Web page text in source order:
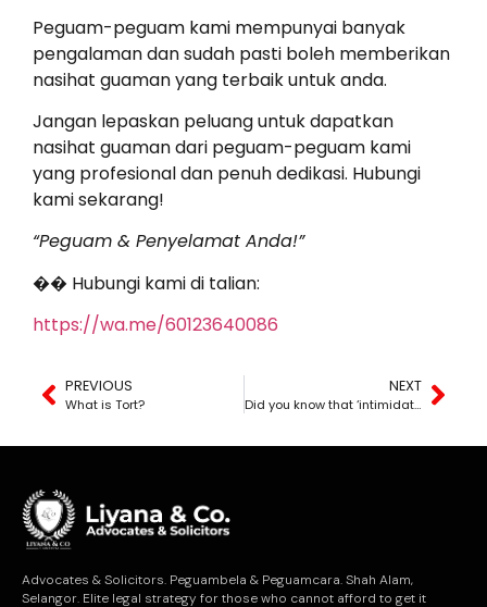
Peguam-peguam kami mempunyai banyak
pengalaman dan sudah pasti boleh memberikan
nasihat guaman yang terbaik untuk anda.
Jangan lepaskan peluang untuk dapatkan
nasihat guaman dari peguam-peguam kami
yang profesional dan penuh dedikasi. Hubungi
kami sekarang!
“Peguam & Penyelamat Anda!”
�� Hubungi kami di talian:
https://wa.me/60123640086
PREVIOUS
What is Tort?
NEXT
Did you know that ‘intimidation’ is an offence under the Penal Code? What is meant by criminal intimidation?
Advocates & Solicitors. Peguambela & Peguamcara. Shah Alam,
Selangor. Elite legal strategy for those who cannot afford to get it